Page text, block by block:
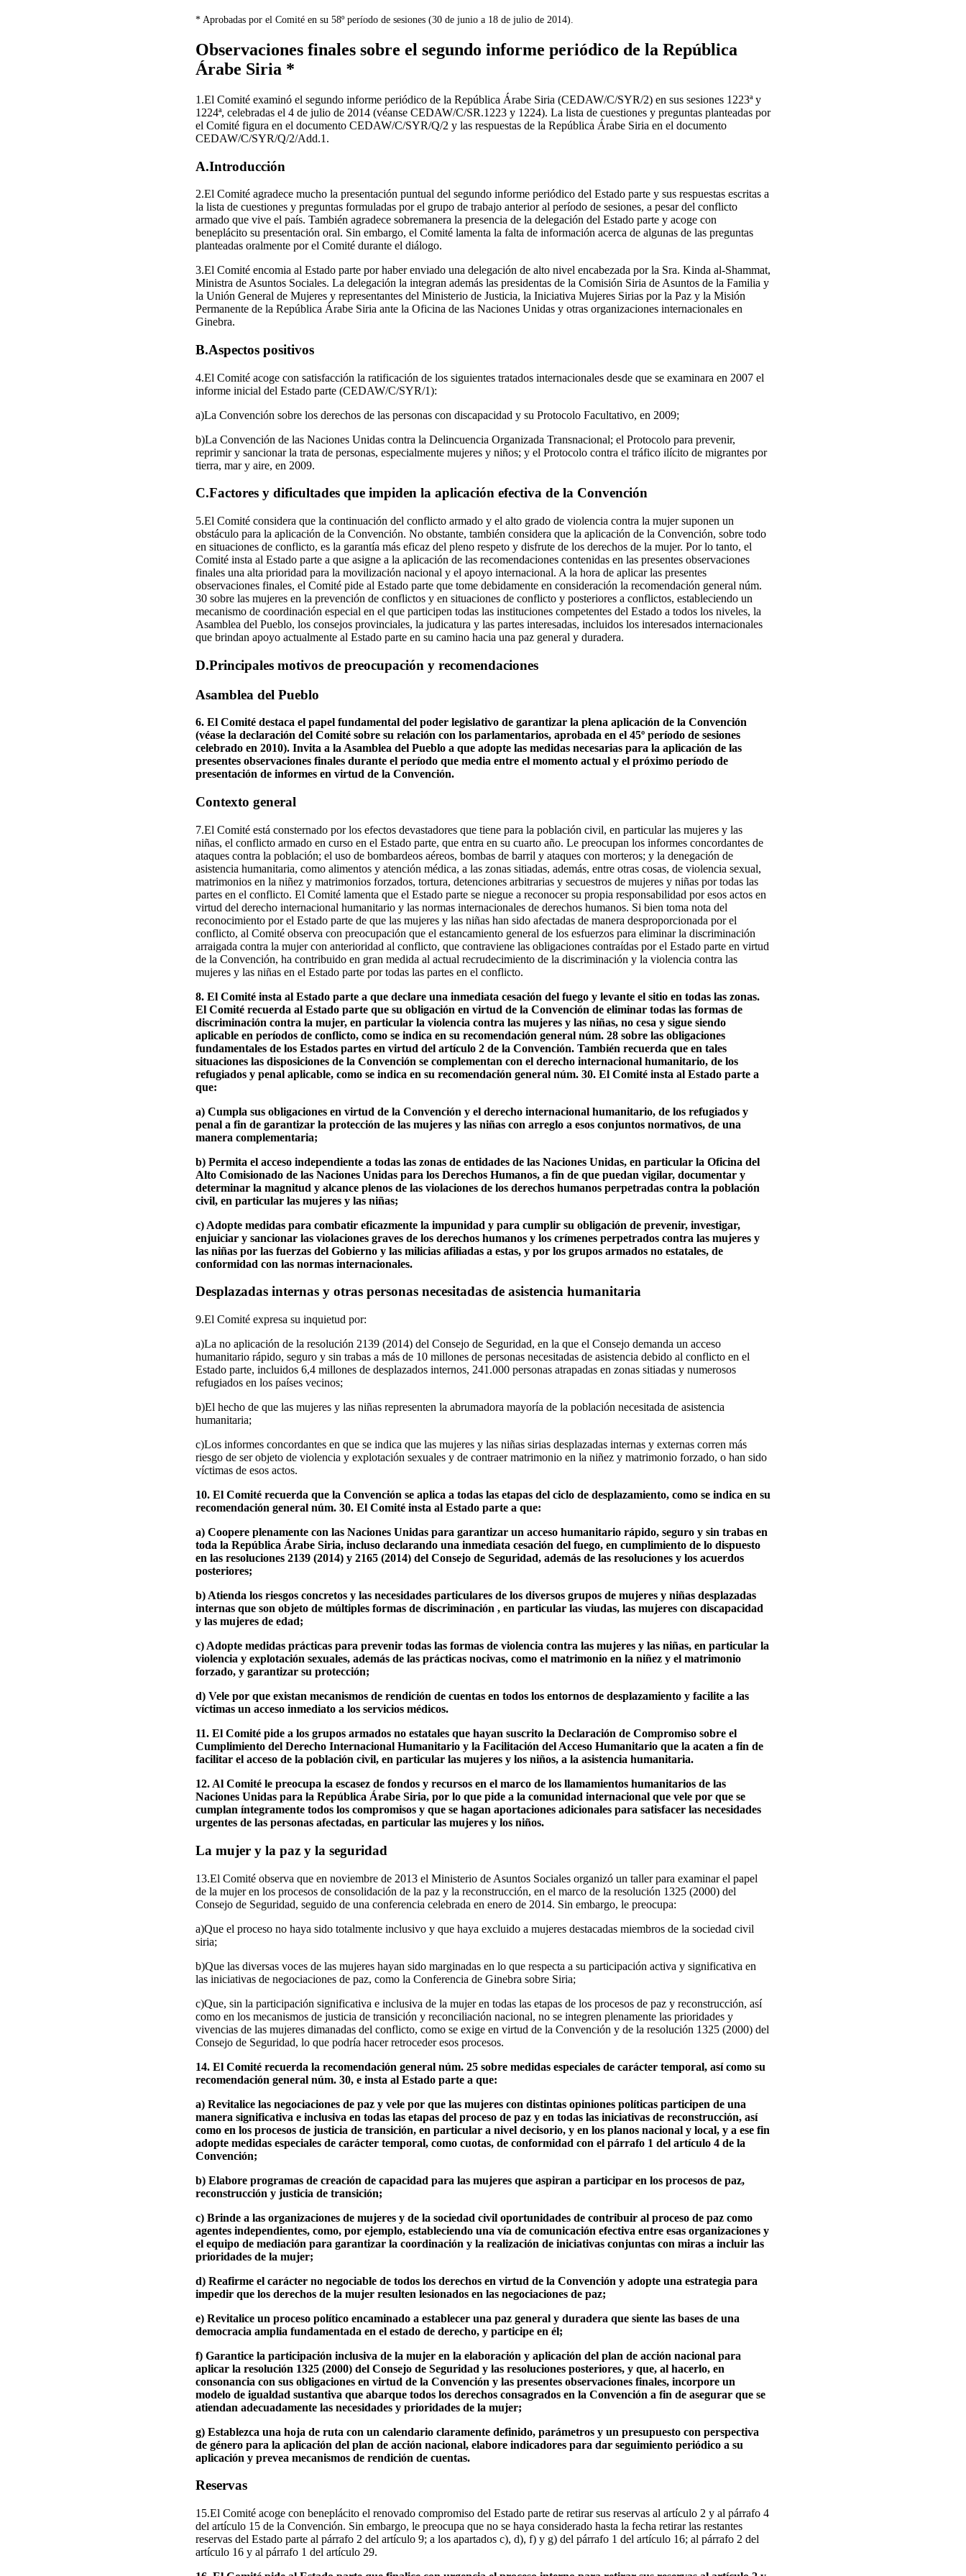
* Aprobadas por el Comité en su 58º período de sesiones (30 de junio a 18 de julio de 2014).
Observaciones finales sobre el segundo informe periódico de la República
Árabe Siria *
1.El Comité examinó el segundo informe periódico de la República Árabe Siria (CEDAW/C/SYR/2) en sus sesiones 1223ª y
1224ª, celebradas el 4 de julio de 2014 (véanse CEDAW/C/SR.1223 y 1224). La lista de cuestiones y preguntas planteadas por
el Comité figura en el documento CEDAW/C/SYR/Q/2 y las respuestas de la República Árabe Siria en el documento
CEDAW/C/SYR/Q/2/Add.1.
A.Introducción
2.El Comité agradece mucho la presentación puntual del segundo informe periódico del Estado parte y sus respuestas escritas a
la lista de cuestiones y preguntas formuladas por el grupo de trabajo anterior al período de sesiones, a pesar del conflicto
armado que vive el país. También agradece sobremanera la presencia de la delegación del Estado parte y acoge con
beneplácito su presentación oral. Sin embargo, el Comité lamenta la falta de información acerca de algunas de las preguntas
planteadas oralmente por el Comité durante el diálogo.
3.El Comité encomia al Estado parte por haber enviado una delegación de alto nivel encabezada por la Sra. Kinda al-Shammat,
Ministra de Asuntos Sociales. La delegación la integran además las presidentas de la Comisión Siria de Asuntos de la Familia y
la Unión General de Mujeres y representantes del Ministerio de Justicia, la Iniciativa Mujeres Sirias por la Paz y la Misión
Permanente de la República Árabe Siria ante la Oficina de las Naciones Unidas y otras organizaciones internacionales en
Ginebra.
B.Aspectos positivos
4.El Comité acoge con satisfacción la ratificación de los siguientes tratados internacionales desde que se examinara en 2007 el
informe inicial del Estado parte (CEDAW/C/SYR/1):
a)La Convención sobre los derechos de las personas con discapacidad y su Protocolo Facultativo, en 2009;
b)La Convención de las Naciones Unidas contra la Delincuencia Organizada Transnacional; el Protocolo para prevenir,
reprimir y sancionar la trata de personas, especialmente mujeres y niños; y el Protocolo contra el tráfico ilícito de migrantes por
tierra, mar y aire, en 2009.
C.Factores y dificultades que impiden la aplicación efectiva de la Convención
5.El Comité considera que la continuación del conflicto armado y el alto grado de violencia contra la mujer suponen un
obstáculo para la aplicación de la Convención. No obstante, también considera que la aplicación de la Convención, sobre todo
en situaciones de conflicto, es la garantía más eficaz del pleno respeto y disfrute de los derechos de la mujer. Por lo tanto, el
Comité insta al Estado parte a que asigne a la aplicación de las recomendaciones contenidas en las presentes observaciones
finales una alta prioridad para la movilización nacional y el apoyo internacional. A la hora de aplicar las presentes
observaciones finales, el Comité pide al Estado parte que tome debidamente en consideración la recomendación general núm.
30 sobre las mujeres en la prevención de conflictos y en situaciones de conflicto y posteriores a conflictos, estableciendo un
mecanismo de coordinación especial en el que participen todas las instituciones competentes del Estado a todos los niveles, la
Asamblea del Pueblo, los consejos provinciales, la judicatura y las partes interesadas, incluidos los interesados internacionales
que brindan apoyo actualmente al Estado parte en su camino hacia una paz general y duradera.
D.Principales motivos de preocupación y recomendaciones
Asamblea del Pueblo
6. El Comité destaca el papel fundamental del poder legislativo de garantizar la plena aplicación de la Convención
(véase la declaración del Comité sobre su relación con los parlamentarios, aprobada en el 45º período de sesiones
celebrado en 2010). Invita a la Asamblea del Pueblo a que adopte las medidas necesarias para la aplicación de las
presentes observaciones finales durante el período que media entre el momento actual y el próximo período de
presentación de informes en virtud de la Convención.
Contexto general
7.El Comité está consternado por los efectos devastadores que tiene para la población civil, en particular las mujeres y las
niñas, el conflicto armado en curso en el Estado parte, que entra en su cuarto año. Le preocupan los informes concordantes de
ataques contra la población; el uso de bombardeos aéreos, bombas de barril y ataques con morteros; y la denegación de
asistencia humanitaria, como alimentos y atención médica, a las zonas sitiadas, además, entre otras cosas, de violencia sexual,
matrimonios en la niñez y matrimonios forzados, tortura, detenciones arbitrarias y secuestros de mujeres y niñas por todas las
partes en el conflicto. El Comité lamenta que el Estado parte se niegue a reconocer su propia responsabilidad por esos actos en
virtud del derecho internacional humanitario y las normas internacionales de derechos humanos. Si bien toma nota del
reconocimiento por el Estado parte de que las mujeres y las niñas han sido afectadas de manera desproporcionada por el
conflicto, al Comité observa con preocupación que el estancamiento general de los esfuerzos para eliminar la discriminación
arraigada contra la mujer con anterioridad al conflicto, que contraviene las obligaciones contraídas por el Estado parte en virtud
de la Convención, ha contribuido en gran medida al actual recrudecimiento de la discriminación y la violencia contra las
mujeres y las niñas en el Estado parte por todas las partes en el conflicto.
8. El Comité insta al Estado parte a que declare una inmediata cesación del fuego y levante el sitio en todas las zonas.
El Comité recuerda al Estado parte que su obligación en virtud de la Convención de eliminar todas las formas de
discriminación contra la mujer, en particular la violencia contra las mujeres y las niñas, no cesa y sigue siendo
aplicable en períodos de conflicto, como se indica en su recomendación general núm. 28 sobre las obligaciones
fundamentales de los Estados partes en virtud del artículo 2 de la Convención. También recuerda que en tales
situaciones las disposiciones de la Convención se complementan con el derecho internacional humanitario, de los
refugiados y penal aplicable, como se indica en su recomendación general núm. 30. El Comité insta al Estado parte a
que:
a) Cumpla sus obligaciones en virtud de la Convención y el derecho internacional humanitario, de los refugiados y
penal a fin de garantizar la protección de las mujeres y las niñas con arreglo a esos conjuntos normativos, de una
manera complementaria;
b) Permita el acceso independiente a todas las zonas de entidades de las Naciones Unidas, en particular la Oficina del
Alto Comisionado de las Naciones Unidas para los Derechos Humanos, a fin de que puedan vigilar, documentar y
determinar la magnitud y alcance plenos de las violaciones de los derechos humanos perpetradas contra la población
civil, en particular las mujeres y las niñas;
c) Adopte medidas para combatir eficazmente la impunidad y para cumplir su obligación de prevenir, investigar,
enjuiciar y sancionar las violaciones graves de los derechos humanos y los crímenes perpetrados contra las mujeres y
las niñas por las fuerzas del Gobierno y las milicias afiliadas a estas, y por los grupos armados no estatales, de
conformidad con las normas internacionales.
Desplazadas internas y otras personas necesitadas de asistencia humanitaria
9.El Comité expresa su inquietud por:
a)La no aplicación de la resolución 2139 (2014) del Consejo de Seguridad, en la que el Consejo demanda un acceso
humanitario rápido, seguro y sin trabas a más de 10 millones de personas necesitadas de asistencia debido al conflicto en el
Estado parte, incluidos 6,4 millones de desplazados internos, 241.000 personas atrapadas en zonas sitiadas y numerosos
refugiados en los países vecinos;
b)El hecho de que las mujeres y las niñas representen la abrumadora mayoría de la población necesitada de asistencia
humanitaria;
c)Los informes concordantes en que se indica que las mujeres y las niñas sirias desplazadas internas y externas corren más
riesgo de ser objeto de violencia y explotación sexuales y de contraer matrimonio en la niñez y matrimonio forzado, o han sido
víctimas de esos actos.
10. El Comité recuerda que la Convención se aplica a todas las etapas del ciclo de desplazamiento, como se indica en su
recomendación general núm. 30. El Comité insta al Estado parte a que:
a) Coopere plenamente con las Naciones Unidas para garantizar un acceso humanitario rápido, seguro y sin trabas en
toda la República Árabe Siria, incluso declarando una inmediata cesación del fuego, en cumplimiento de lo dispuesto
en las resoluciones 2139 (2014) y 2165 (2014) del Consejo de Seguridad, además de las resoluciones y los acuerdos
posteriores;
b) Atienda los riesgos concretos y las necesidades particulares de los diversos grupos de mujeres y niñas desplazadas
internas que son objeto de múltiples formas de discriminación , en particular las viudas, las mujeres con discapacidad
y las mujeres de edad;
c) Adopte medidas prácticas para prevenir todas las formas de violencia contra las mujeres y las niñas, en particular la
violencia y explotación sexuales, además de las prácticas nocivas, como el matrimonio en la niñez y el matrimonio
forzado, y garantizar su protección;
d) Vele por que existan mecanismos de rendición de cuentas en todos los entornos de desplazamiento y facilite a las
víctimas un acceso inmediato a los servicios médicos.
11. El Comité pide a los grupos armados no estatales que hayan suscrito la Declaración de Compromiso sobre el
Cumplimiento del Derecho Internacional Humanitario y la Facilitación del Acceso Humanitario que la acaten a fin de
facilitar el acceso de la población civil, en particular las mujeres y los niños, a la asistencia humanitaria.
12. Al Comité le preocupa la escasez de fondos y recursos en el marco de los llamamientos humanitarios de las
Naciones Unidas para la República Árabe Siria, por lo que pide a la comunidad internacional que vele por que se
cumplan íntegramente todos los compromisos y que se hagan aportaciones adicionales para satisfacer las necesidades
urgentes de las personas afectadas, en particular las mujeres y los niños.
La mujer y la paz y la seguridad
13.El Comité observa que en noviembre de 2013 el Ministerio de Asuntos Sociales organizó un taller para examinar el papel
de la mujer en los procesos de consolidación de la paz y la reconstrucción, en el marco de la resolución 1325 (2000) del
Consejo de Seguridad, seguido de una conferencia celebrada en enero de 2014. Sin embargo, le preocupa:
a)Que el proceso no haya sido totalmente inclusivo y que haya excluido a mujeres destacadas miembros de la sociedad civil
siria;
b)Que las diversas voces de las mujeres hayan sido marginadas en lo que respecta a su participación activa y significativa en
las iniciativas de negociaciones de paz, como la Conferencia de Ginebra sobre Siria;
c)Que, sin la participación significativa e inclusiva de la mujer en todas las etapas de los procesos de paz y reconstrucción, así
como en los mecanismos de justicia de transición y reconciliación nacional, no se integren plenamente las prioridades y
vivencias de las mujeres dimanadas del conflicto, como se exige en virtud de la Convención y de la resolución 1325 (2000) del
Consejo de Seguridad, lo que podría hacer retroceder esos procesos.
14. El Comité recuerda la recomendación general núm. 25 sobre medidas especiales de carácter temporal, así como su
recomendación general núm. 30, e insta al Estado parte a que:
a) Revitalice las negociaciones de paz y vele por que las mujeres con distintas opiniones políticas participen de una
manera significativa e inclusiva en todas las etapas del proceso de paz y en todas las iniciativas de reconstrucción, así
como en los procesos de justicia de transición, en particular a nivel decisorio, y en los planos nacional y local, y a ese fin
adopte medidas especiales de carácter temporal, como cuotas, de conformidad con el párrafo 1 del artículo 4 de la
Convención;
b) Elabore programas de creación de capacidad para las mujeres que aspiran a participar en los procesos de paz,
reconstrucción y justicia de transición;
c) Brinde a las organizaciones de mujeres y de la sociedad civil oportunidades de contribuir al proceso de paz como
agentes independientes, como, por ejemplo, estableciendo una vía de comunicación efectiva entre esas organizaciones y
el equipo de mediación para garantizar la coordinación y la realización de iniciativas conjuntas con miras a incluir las
prioridades de la mujer;
d) Reafirme el carácter no negociable de todos los derechos en virtud de la Convención y adopte una estrategia para
impedir que los derechos de la mujer resulten lesionados en las negociaciones de paz;
e) Revitalice un proceso político encaminado a establecer una paz general y duradera que siente las bases de una
democracia amplia fundamentada en el estado de derecho, y participe en él;
f) Garantice la participación inclusiva de la mujer en la elaboración y aplicación del plan de acción nacional para
aplicar la resolución 1325 (2000) del Consejo de Seguridad y las resoluciones posteriores, y que, al hacerlo, en
consonancia con sus obligaciones en virtud de la Convención y las presentes observaciones finales, incorpore un
modelo de igualdad sustantiva que abarque todos los derechos consagrados en la Convención a fin de asegurar que se
atiendan adecuadamente las necesidades y prioridades de la mujer;
g) Establezca una hoja de ruta con un calendario claramente definido, parámetros y un presupuesto con perspectiva
de género para la aplicación del plan de acción nacional, elabore indicadores para dar seguimiento periódico a su
aplicación y prevea mecanismos de rendición de cuentas.
Reservas
15.El Comité acoge con beneplácito el renovado compromiso del Estado parte de retirar sus reservas al artículo 2 y al párrafo 4
del artículo 15 de la Convención. Sin embargo, le preocupa que no se haya considerado hasta la fecha retirar las restantes
reservas del Estado parte al párrafo 2 del artículo 9; a los apartados c), d), f) y g) del párrafo 1 del artículo 16; al párrafo 2 del
artículo 16 y al párrafo 1 del artículo 29.